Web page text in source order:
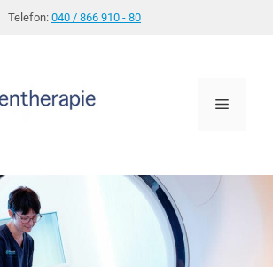
Telefon: 040 / 866 910 - 80
Menü